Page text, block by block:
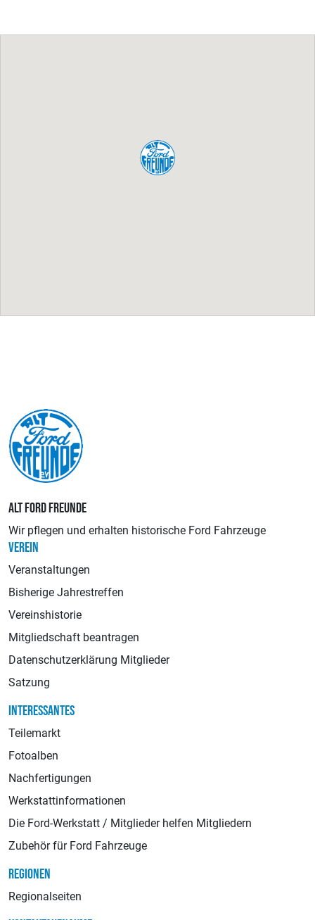
ALT FORD FREUNDE
Wir pflegen und erhalten historische Ford Fahrzeuge
VEREIN
Veranstaltungen
Bisherige Jahrestreffen
Vereinshistorie
Mitgliedschaft beantragen
Datenschutzerklärung Mitglieder
Satzung
INTERESSANTES
Teilemarkt
Fotoalben
Nachfertigungen
Werkstattinformationen
Die Ford-Werkstatt / Mitglieder helfen Mitgliedern
Zubehör für Ford Fahrzeuge
REGIONEN
Regionalseiten